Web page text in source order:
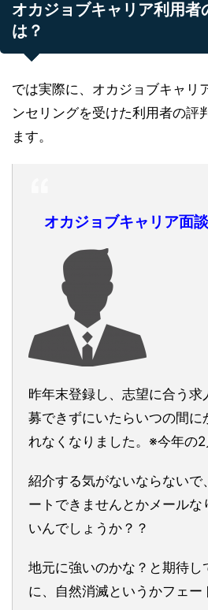
オカジョブキャリア利用者
は？
では実際に、オカジョブキャリ
ンセリングを受けた利用者の評
ます。
オカジョブキャリア面
昨年末登録し、志望に合う
募できずにいたらいつの間に
れなくなりました。※今年の2
紹介する気がないならないで
ートできませんとかメールな
いんでしょうか？？
地元に強いのかな？と期待し
に、自然消滅というかフェ